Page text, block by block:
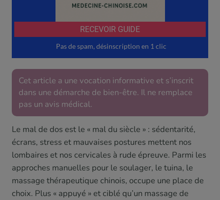
Cet article a une vocation informative et s’inscrit
dans une démarche de bien-être. Il ne remplace
pas un avis médical.
Le mal de dos est le « mal du siècle » : sédentarité,
écrans, stress et mauvaises postures mettent nos
lombaires et nos cervicales à rude épreuve. Parmi les
approches manuelles pour le soulager, le tuina, le
massage thérapeutique chinois, occupe une place de
choix. Plus « appuyé » et ciblé qu’un massage de